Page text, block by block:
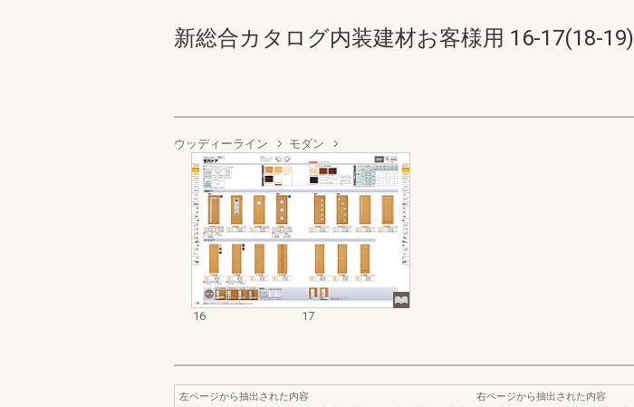
新総合カタログ内装建材お客様用 16-17(18-19)
ウッディーライン モダン
16 17
左ページから抽出された内容
右ページから抽出された内容